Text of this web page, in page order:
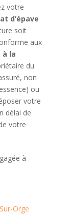
votre
d’épave
soit
aux
à la
du
non
ou
votre
délai de
votre
à
Orge